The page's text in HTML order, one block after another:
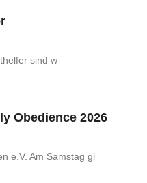
sind w
Obedience 2026
e.V. Am Samstag gi